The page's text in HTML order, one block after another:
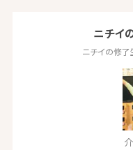
ニチイ
ニチイの修了